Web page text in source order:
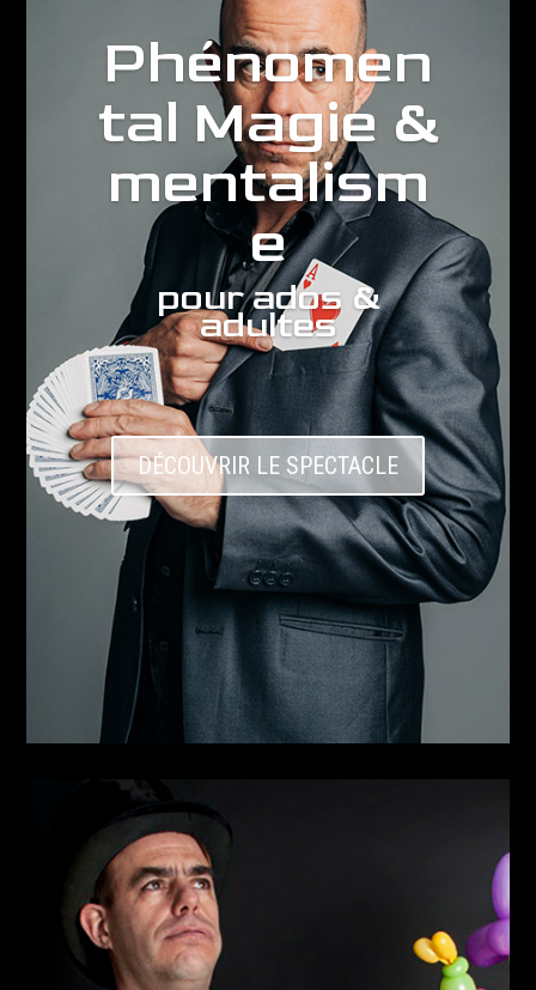
Phénomen
tal Magie &
mentalism
e
pour ados &
adultes
DÉCOUVRIR LE SPECTACLE